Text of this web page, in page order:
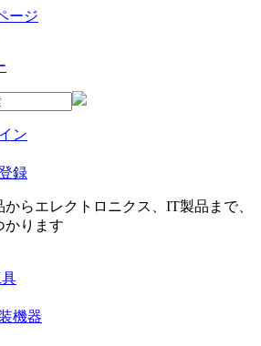
らエレクトロニクス、IT製品まで、
かります
機器